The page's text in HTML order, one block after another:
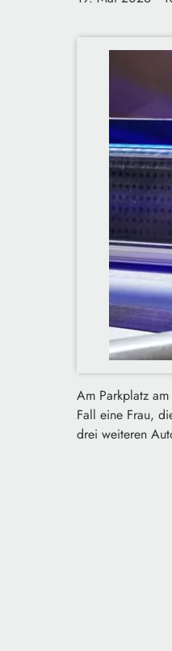
Am Parkplatz
Fall eine Frau,
drei weiteren